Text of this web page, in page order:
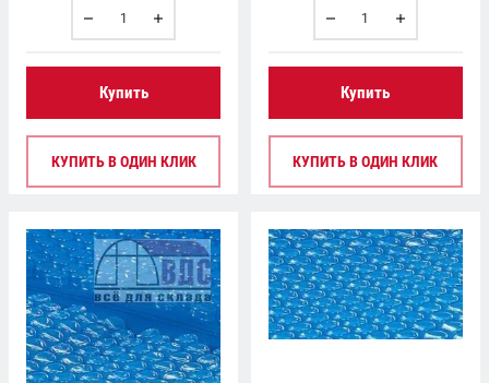
Купить
КУПИТЬ В ОДИН КЛИК
Купить
КУПИТЬ В ОДИН КЛИК